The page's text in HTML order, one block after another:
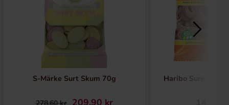
S-Märke Surt Skum 70g
209.90 kr
Haribo Sure